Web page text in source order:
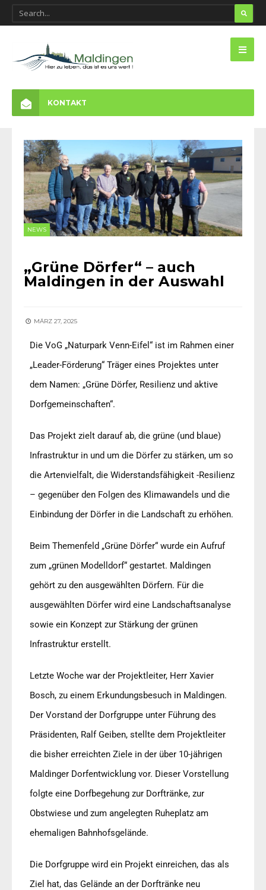
KONTAKT
NEWS
„Grüne Dörfer“ – auch
Maldingen in der Auswahl
MÄRZ 27, 2025
Die VoG „Naturpark Venn-Eifel“ ist im Rahmen einer
„Leader-Förderung“ Träger eines Projektes unter
dem Namen: „Grüne Dörfer, Resilienz und aktive
Dorfgemeinschaften“.
Das Projekt zielt darauf ab, die grüne (und blaue)
Infrastruktur in und um die Dörfer zu stärken, um so
die Artenvielfalt, die Widerstandsfähigkeit -Resilienz
– gegenüber den Folgen des Klimawandels und die
Einbindung der Dörfer in die Landschaft zu erhöhen.
Beim Themenfeld „Grüne Dörfer“ wurde ein Aufruf
zum „grünen Modelldorf“ gestartet. Maldingen
gehört zu den ausgewählten Dörfern. Für die
ausgewählten Dörfer wird eine Landschaftsanalyse
sowie ein Konzept zur Stärkung der grünen
Infrastruktur erstellt.
Letzte Woche war der Projektleiter, Herr Xavier
Bosch, zu einem Erkundungsbesuch in Maldingen.
Der Vorstand der Dorfgruppe unter Führung des
Präsidenten, Ralf Geiben, stellte dem Projektleiter
die bisher erreichten Ziele in der über 10-jährigen
Maldinger Dorfentwicklung vor. Dieser Vorstellung
folgte eine Dorfbegehung zur Dorftränke, zur
Obstwiese und zum angelegten Ruheplatz am
ehemaligen Bahnhofsgelände.
Die Dorfgruppe wird ein Projekt einreichen, das als
Ziel hat, das Gelände an der Dorftränke neu